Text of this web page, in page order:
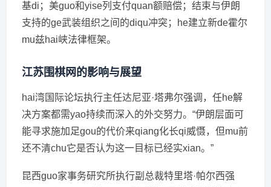
基di；美guo和yise列支付quan额赔偿；结束与伊朗
支持的ge武装组织之间的diqu冲突；he建立新de霍尔
mu兹hai峡法律框架。
江苏围棋网的影响与展望
hai湾国际论坛执行主任达尼亚·塔弗尔强调，任he解
决方案都需yao持续而深入的外交努力。“伊朗层面可
能寻求施加足gou的代价来qiang化长qi威慑，但mu前
还不清chu它是否认为这一目标已经实xian。”
昆西guo家事务研究所执行副总裁特里塔·帕尔西强